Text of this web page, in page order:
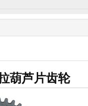
葫芦片齿轮